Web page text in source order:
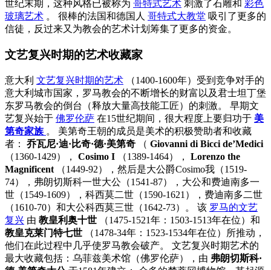
世纪末期，这种风格已被称为 哥特式艺术 刺激了石雕和 彩色
玻璃艺术 。 很棒的法国和德国人 哥特式大教堂 吸引了更多的
信徒，反过来又为教会的艺术计划筹集了更多的资金。
文艺复兴时期的艺术收藏家
意大利 文艺复兴时期的艺术 （1400-1600年）受到竞争对手的
意大利城市国家，罗马教会的不断增长的财富以及君士坦丁堡
东罗马教会的倒台（释放大量高技能工匠）的刺激。 早期文
艺复兴始于 佛罗伦萨 在15世纪期间，很大程度上要归功于 美
第奇家族 。 美第奇王朝的成员是美术的积极赞助者和收藏
者： 乔瓦尼·迪·比奇·德·美第奇 （ Giovanni di Bicci de’Medici
（1360-1429）， Cosimo I （1389-1464）， Lorenzo the
Magnificent （1449-92），然后是大公爵Cosimo我（1519-
74），弗朗切斯科一世大公（1541-87），大公和费迪南多一
世（1549-1609），科西莫二世（1590-1621），费迪南多二世
（1610-70）和大公科西莫三世（1642-73）。 该 罗马的文艺
复兴 由 教皇利奥十世 （1475-1521年：1503-1513年在位）和
教皇克莱门特七世 （1478-34年：1523-1534年在位）所推动，
他们在此过程中几乎使罗马教会破产。 文艺复兴时期艺术的
最大收藏包括：乌菲兹美术馆（佛罗伦萨），由 弗朗切斯科·